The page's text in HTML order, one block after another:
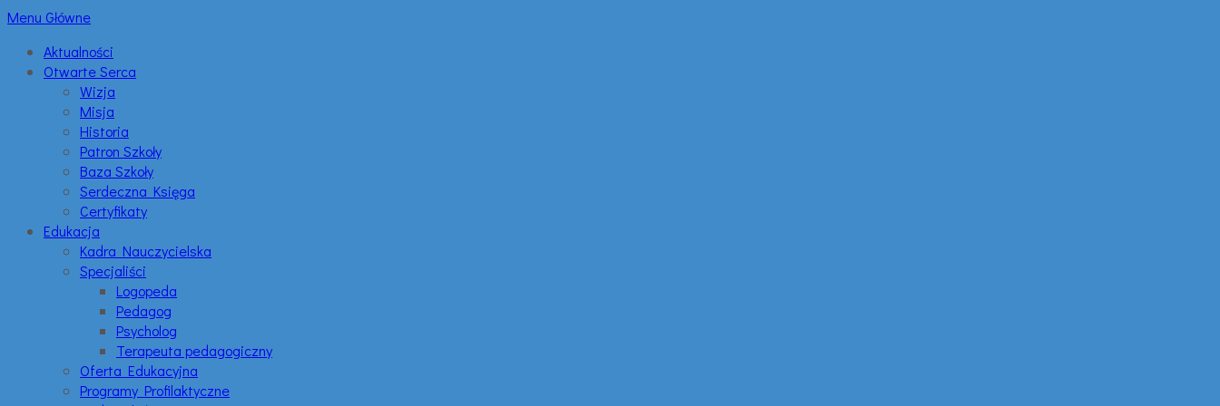
Menu Główne
Aktualności
Otwarte Serca
Wizja
Misja
Historia
Patron Szkoły
Baza Szkoły
Serdeczna Księga
Certyfikaty
Edukacja
Kadra Nauczycielska
Specjaliści
Logopeda
Pedagog
Psycholog
Terapeuta pedagogiczny
Oferta Edukacyjna
Programy Profilaktyczne